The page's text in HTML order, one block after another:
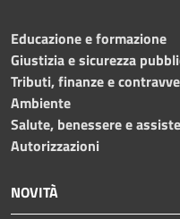
Educazione e formazione
Giustizia e sicurezza
Tributi, finanze e
Ambiente
Salute, benessere e
Autorizzazioni
NOVITÀ